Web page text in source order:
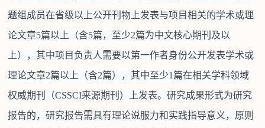
题组成员在省级以上公开刊物上发表与项目相关的学术或理
论文章5篇以上（含5篇，至少2篇为中文核心期刊及以
上），其中项目负责人需要以第一作者身份公开发表学术或
理论文章2篇以上（含2篇），其中至少1篇在相关学科领域
权威期刊（CSSCI来源期刊）上发表。研究成果形式为研究
报告的，研究报告需具有理论说服力和实践指导意义，原则